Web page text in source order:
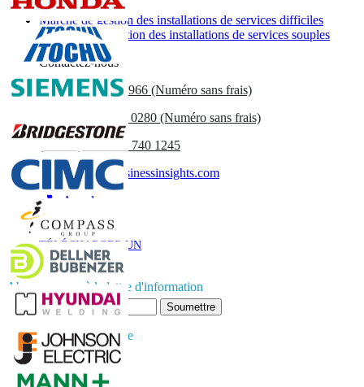
Marché de gestion des installations de services difficiles
Marché de la gestion des installations de services souples
Contactez-nous
US+1 833 909 2966 (Numéro sans frais)
+44 808 502 0280 (Numéro sans frais)
(APAC) +91 744 740 1245
sales@fortunebusinessinsights.com
Appel
TÉLÉCHARGER UN
EXEMPLE
Abonnez-vous à la lettre d'information
Soumettre
Faites confiance en ligne